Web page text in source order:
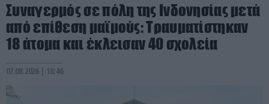
Συναγερμός σε πόλη της Ινδονησίας μετά
από επίθεση μαϊμούς: Τραυματίστηκαν
18 άτομα και έκλεισαν 40 σχολεία
07.08.2026 | 18:46